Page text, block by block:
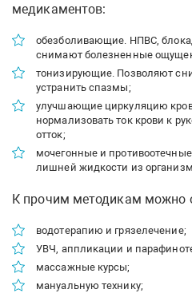
медикаментов:
обезболивающие. НПВС,
снимают болезненные
тонизирующие. Позволяют
устранить спазмы;
улучшающие циркуляцию
нормализовать ток крови к
отток;
мочегонные и
лишней жидкости из
К прочим методикам можно
водотерапию и грязелечение;
УВЧ, аппликации и
массажные курсы;
мануальную технику;